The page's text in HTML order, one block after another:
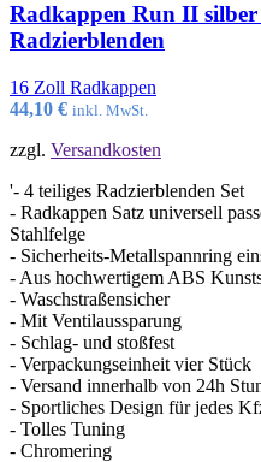
Radkappen Run II
Radzierblenden
16 Zoll Radkappen
44,10 € inkl. MwSt.
zzgl. Versandkosten
'- 4 teiliges Radzierblenden Set
- Radkappen Satz universell
Stahlfelge
- Sicherheits-Metallspannring
- Aus hochwertigem ABS
- Waschstraßensicher
- Mit Ventilaussparung
- Schlag- und stoßfest
- Verpackungseinheit vier Stück
- Versand innerhalb von 24h
- Sportliches Design für jedes
- Tolles Tuning
- Chromering